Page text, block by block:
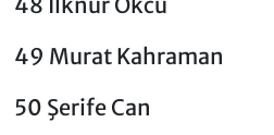
49 Murat Kahraman
50 Şerife Can